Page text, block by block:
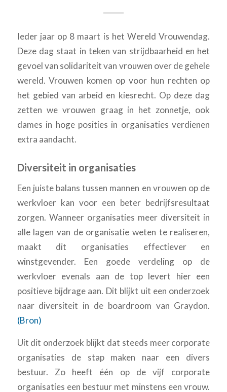
Ieder jaar op 8 maart is het Wereld Vrouwendag.
Deze dag staat in teken van strijdbaarheid en het
gevoel van solidariteit van vrouwen over de gehele
wereld. Vrouwen komen op voor hun rechten op
het gebied van arbeid en kiesrecht. Op deze dag
zetten we vrouwen graag in het zonnetje, ook
dames in hoge posities in organisaties verdienen
extra aandacht.
Diversiteit in organisaties
Een juiste balans tussen mannen en vrouwen op de
werkvloer kan voor een beter bedrijfsresultaat
zorgen. Wanneer organisaties meer diversiteit in
alle lagen van de organisatie weten te realiseren,
maakt dit organisaties effectiever en
winstgevender. Een goede verdeling op de
werkvloer evenals aan de top levert hier een
positieve bijdrage aan. Dit blijkt uit een onderzoek
naar diversiteit in de boardroom van Graydon.
(Bron)
Uit dit onderzoek blijkt dat steeds meer corporate
organisaties de stap maken naar een divers
bestuur. Zo heeft één op de vijf corporate
organisaties een bestuur met minstens een vrouw.